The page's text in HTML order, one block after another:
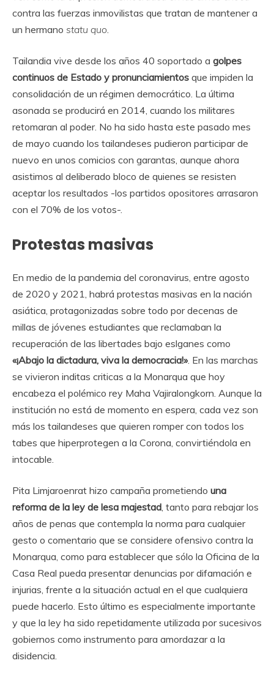
contra las fuerzas inmovilistas que tratan de mantener a
un hermano statu quo
Tailandia vive desde los años 40 soportado a golpes
continuos de Estado y pronunciamientos que impiden la
consolidación de un régimen democrático. La última
asonada se producirá en 2014, cuando los militares
retomaran al poder. No ha sido hasta este pasado mes
de mayo cuando los tailandeses pudieron participar de
nuevo en unos comicios con garantas, aunque ahora
asistimos al deliberado bloco de quienes se resisten
aceptar los resultados -los partidos opositores arrasaron
con el 70% de los votos-.
Protestas masivas
En medio de la pandemia del coronavirus, entre agosto
de 2020 y 2021, habrá protestas masivas en la nación
asiática, protagonizadas sobre todo por decenas de
millas de jóvenes estudiantes que reclamaban la
recuperación de las libertades bajo eslganes como
«¡Abajo la dictadura, viva la democracia!». En las marchas
se vivieron inditas criticas a la Monarqua que hoy
encabeza el polémico rey Maha Vajiralongkorn. Aunque la
institución no está de momento en espera, cada vez son
más los tailandeses que quieren romper con todos los
tabes que hiperprotegen a la Corona, convirtiéndola en
intocable.
Pita Limjaroenrat hizo campaña prometiendo una
reforma de la ley de lesa majestad , tanto para rebajar los
años de penas que contempla la norma para cualquier
gesto o comentario que se considere ofensivo contra la
Monarqua, como para establecer que sólo la Oficina de la
Casa Real pueda presentar denuncias por difamación e
injurias, frente a la situación actual en el que cualquiera
puede hacerlo. Esto último es especialmente importante
y que la ley ha sido repetidamente utilizada por sucesivos
gobiernos como instrumento para amordazar a la
disidencia.